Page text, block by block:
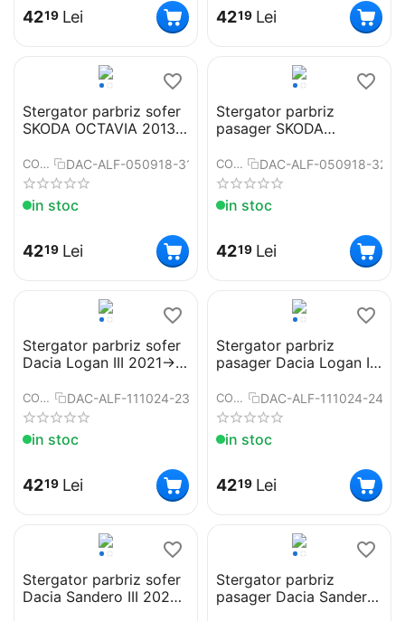
4219 Lei 4219 Lei
Stergator parbriz sofer
SKODA OCTAVIA 2013➝
COD: DAC-ALF-050918-31
in stoc
4219 Lei
Stergator parbriz
pasager SKODA
COD:ART50 18"
COD: DAC-ALF-050918-32
in stoc
4219 Lei
Stergator parbriz sofer
Dacia Logan III 2021->
COD: DAC-ALF-111024-23
in stoc
4219 Lei
Stergator parbriz
pasager Dacia Logan III
COD: DAC-ALF-111024-24
in stoc
4219 Lei
Stergator parbriz sofer
Dacia Sandero III 2020-
Stergator parbriz
pasager Dacia Sandero